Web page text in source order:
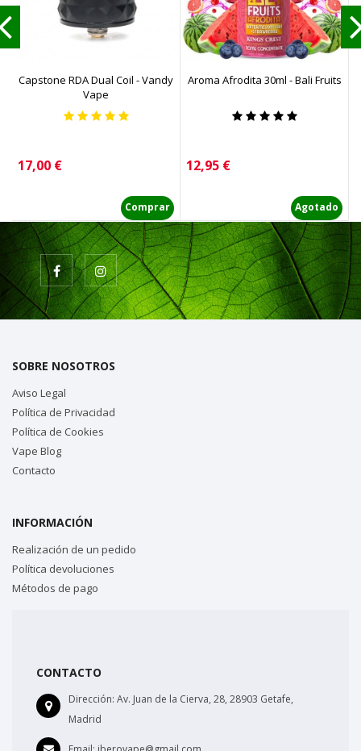
Capstone RDA Dual Coil - Vandy
Vape
Precio
17,00 €
Comprar
Aroma Afrodita 30ml - Bali Fruits
Precio
12,95 €
Agotado
SOBRE NOSOTROS
Aviso Legal
Política de Privacidad
Política de Cookies
Vape Blog
Contacto
INFORMACIÓN
Realización de un pedido
Política devoluciones
Métodos de pago
CONTACTO
Dirección: Av. Juan de la Cierva, 28, 28903 Getafe,
Madrid